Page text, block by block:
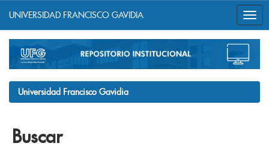
navigation
UNIVERSIDAD FRANCISCO GAVIDIA
Universidad Francisco Gavidia
Buscar